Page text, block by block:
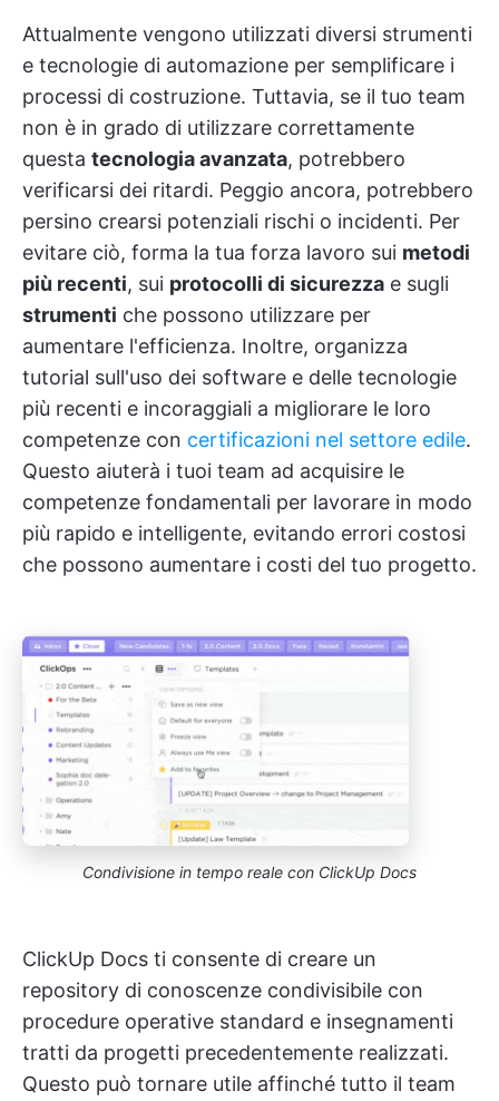
Attualmente vengono utilizzati diversi strumenti
e tecnologie di automazione per semplificare i
processi di costruzione. Tuttavia, se il tuo team
non è in grado di utilizzare correttamente
questa tecnologia avanzata, potrebbero
verificarsi dei ritardi. Peggio ancora, potrebbero
persino crearsi potenziali rischi o incidenti. Per
evitare ciò, forma la tua forza lavoro sui metodi
più recenti, sui protocolli di sicurezza e sugli
strumenti che possono utilizzare per
aumentare l'efficienza. Inoltre, organizza
tutorial sull'uso dei software e delle tecnologie
più recenti e incoraggiali a migliorare le loro
competenze con certificazioni nel settore edile.
Questo aiuterà i tuoi team ad acquisire le
competenze fondamentali per lavorare in modo
più rapido e intelligente, evitando errori costosi
che possono aumentare i costi del tuo progetto.
Condivisione in tempo reale con ClickUp Docs
ClickUp Docs ti consente di creare un
repository di conoscenze condivisibile con
procedure operative standard e insegnamenti
tratti da progetti precedentemente realizzati.
Questo può tornare utile affinché tutto il team